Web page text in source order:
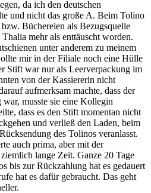
da ich den deutschen
und nicht das große A. Beim Tolino
Büchereien als Bezugsquelle
mehr als enttäuscht worden.
unter anderem zu meinem
mir in der Filiale noch eine Hülle
Stift war nur als Leerverpackung im
von der Kassiererin nicht
aufmerksam machte, dass der
musste sie eine Kollegin
dass es den Stift momentan nicht
und verließ den Laden, beim
des Tolinos veranlasst.
auch prima, aber mit der
lange Zeit. Ganze 20 Tage
bis zur Rückzahlung hat es gedauert
hat es dafür gebraucht. Das geht